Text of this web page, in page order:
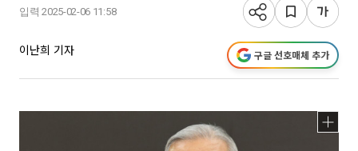
입력 2025-02-06 11:58
이난희 기자 구글 선호매체 추가